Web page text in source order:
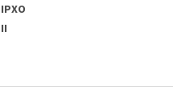
IPXO
II